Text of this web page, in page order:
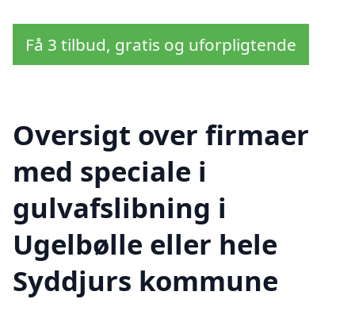
Få 3 tilbud, gratis og uforpligtende
Oversigt over firmaer
med speciale i
gulvafslibning i
Ugelbølle eller hele
Syddjurs kommune